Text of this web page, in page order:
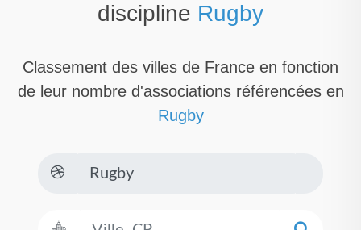
discipline Rugby
Classement des villes de France en fonction
de leur nombre d'associations référencées en
Rugby